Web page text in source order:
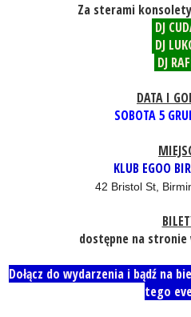
Za sterami
DJ
DJ
DJ
DATA I
SOBOTA 5
KLUB EGOO
42 Bristol St,
dostępne na
Dołącz do wydarzenia i bądź na
tego